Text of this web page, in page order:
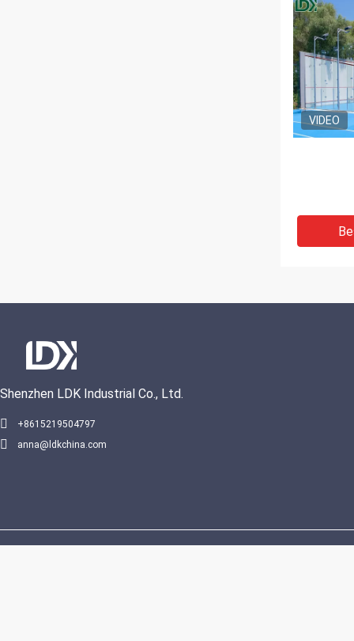
VIDEO
Shenzhen LDK Industrial Co., Ltd.
+8615219504797
anna@ldkchina.com